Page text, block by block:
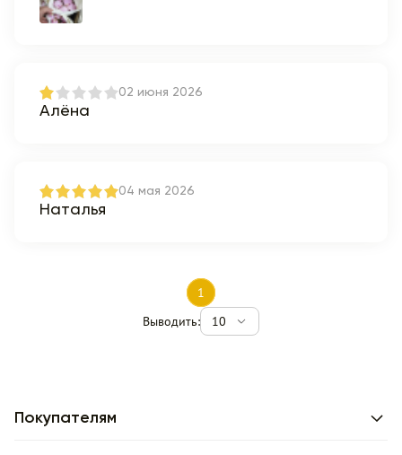
02 июня 2026
Алёна
04 мая 2026
Наталья
1
Выводить:
10
Покупателям